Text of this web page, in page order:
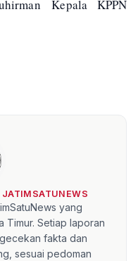
Kepala KPPN
JATIMSATUNEWS
yang
Timur. Setiap laporan
fakta dan
sesuai pedoman